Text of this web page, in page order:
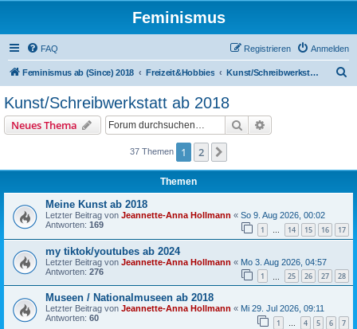
Feminismus
FAQ Anmelden
Registrieren
Feminismus ab (Since) 2018 Freizeit&Hobbies Kunst/Schreibwerkstatt ab 2018
Kunst/Schreibwerkstatt ab 2018
Neues Thema Suche
37 Themen 1 2
Themen
Meine Kunst ab 2018
Letzter Beitrag von Jeannette-Anna Hollmann « So 9. Aug 2026, 00:02
Antworten: 169 1 … 14 15 16 17
my tiktok/youtubes ab 2024
Letzter Beitrag von Jeannette-Anna Hollmann « Mo 3. Aug 2026, 04:57
Antworten: 276 1 25 26 27 28
Museen / Nationalmuseen ab 2018
Letzter Beitrag von Jeannette-Anna Hollmann « Mi 29. Jul 2026, 09:11
Antworten: 60 1 … 4 5 6 7